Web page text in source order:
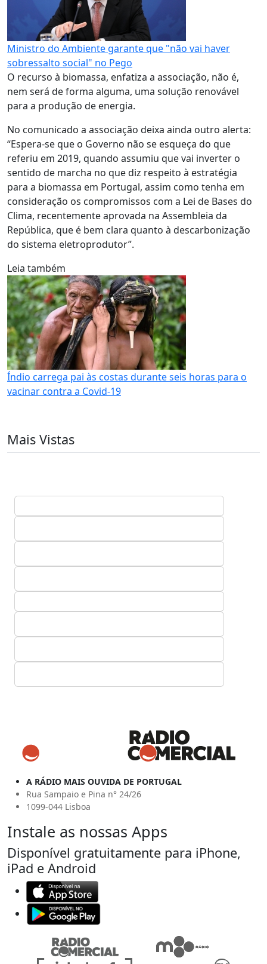
Ministro do Ambiente garante que "não vai haver
sobressalto social" no Pego
O recurso à biomassa, enfatiza a associação, não é,
nem será de forma alguma, uma solução renovável
para a produção de energia.
No comunicado a associação deixa ainda outro alerta:
“Espera-se que o Governo não se esqueça do que
referiu em 2019, quando assumiu que vai inverter o
sentido de marcha no que diz respeito à estratégia
para a biomassa em Portugal, assim como tenha em
consideração os compromissos com a Lei de Bases do
Clima, recentemente aprovada na Assembleia da
República, que é bem clara quanto à descarbonização
do sistema eletroprodutor”.
Leia também
Índio carrega pai às costas durante seis horas para o
vacinar contra a Covid-19
Mais Vistas
A RÁDIO MAIS OUVIDA DE PORTUGAL
Rua Sampaio e Pina n° 24/26
1099-044 Lisboa
Instale as nossas Apps
Disponível gratuitamente para iPhone,
iPad e Android